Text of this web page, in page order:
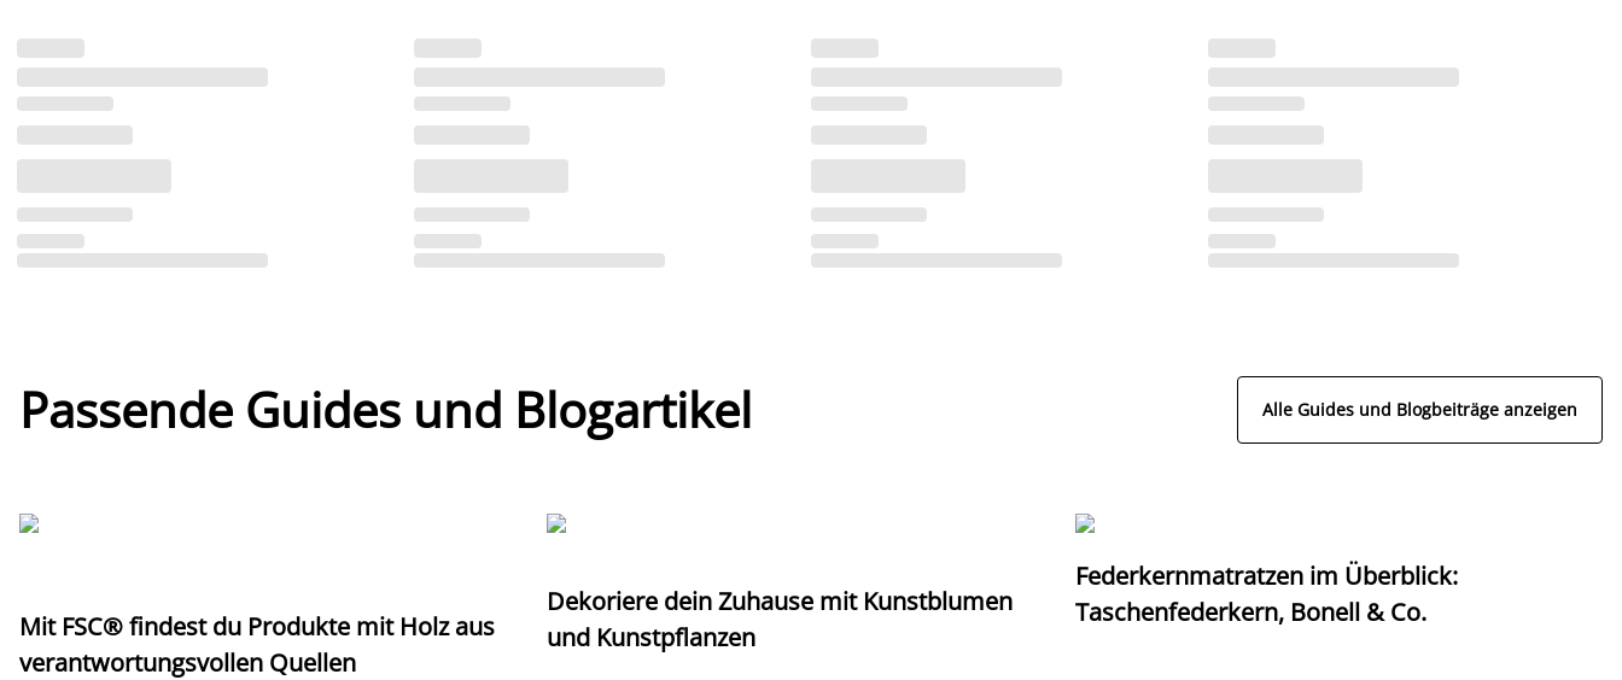
Passende Guides und Blogartikel Alle Guides und Blogbeiträge anzeigen
Mit FSC® findest du Produkte mit Holz aus
verantwortungsvollen Quellen
Dekoriere dein Zuhause mit Kunstblumen
und Kunstpflanzen
Federkernmatratzen im Überblick:
Taschenfederkern, Bonell & Co.